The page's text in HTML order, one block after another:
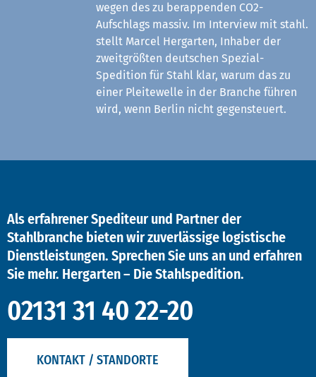
wegen des zu berappenden CO2-
Aufschlags massiv. Im Interview mit stahl.
stellt Marcel Hergarten, Inhaber der
zweitgrößten deutschen Spezial-
Spedition für Stahl klar, warum das zu
einer Pleitewelle in der Branche führen
wird, wenn Berlin nicht gegensteuert.
Als erfahrener Spediteur und Partner der
Stahlbranche bieten wir zuverlässige logistische
Dienstleistungen. Sprechen Sie uns an und erfahren
Sie mehr. Hergarten – Die Stahlspedition.
02131 31 40 22-20
KONTAKT / STANDORTE